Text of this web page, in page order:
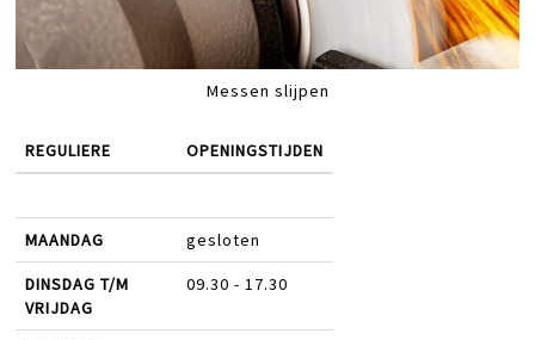
Messen slijpen
REGULIERE OPENINGSTIJDEN
MAANDAG gesloten
DINSDAG T/M
VRIJDAG
09.30 - 17.30